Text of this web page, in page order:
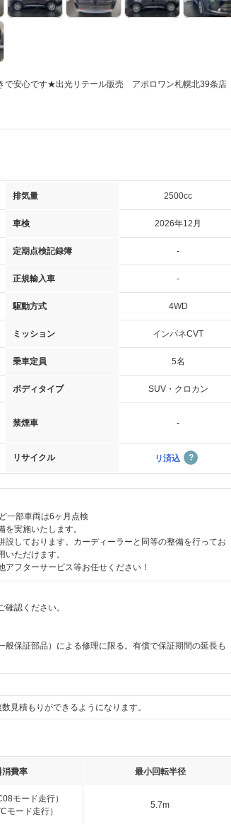
で安心です★出光リテール販売 アポロワン札幌北39条店
排気量 2500cc
車検 2026年12月
定期点検記録簿 -
正規輸入車 -
駆動方式 4WD
ミッション インパネCVT
乗車定員 5名
ボディタイプ SUV・クロカン
禁煙車 -
リサイクル リ済込
一部車両は6ヶ月点検
を実施いたします。
設しております。カーディーラーと同等の整備を行ってお
いただけます。
アフターサービス等お任せください！
認ください。
般保証部品）による修理に限る。有償で保証期間の延長も
見積もりができるようになります。
消費率 最小回転半径
モード走行）
モード走行）
5.7m